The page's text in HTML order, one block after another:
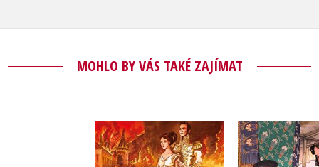
MOHLO BY VÁS TAKÉ ZAJÍMAT
Vojna a mír B1/B2 Marco